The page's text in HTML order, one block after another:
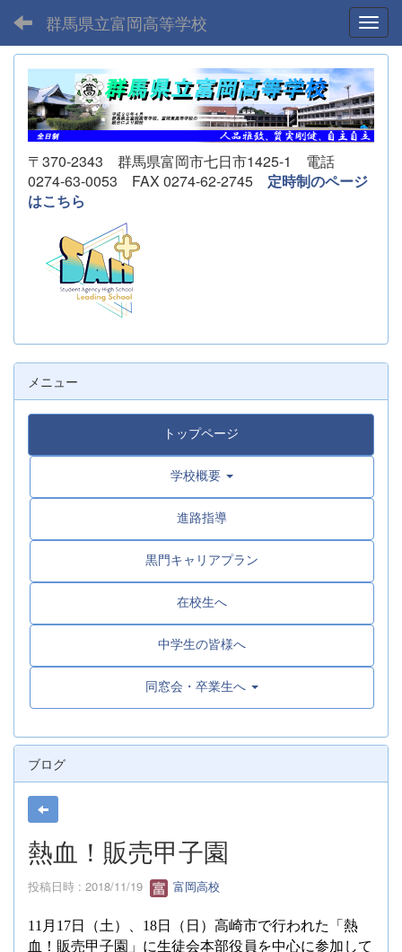
群馬県立富岡高等学校
〒370-2343 群馬県富岡市七日市1425-1 電話
0274-63-0053 FAX 0274-62-2745 定時制のページ
はこちら
メニュー
トップページ
学校概要
進路指導
黒門キャリアプラン
在校生へ
中学生の皆様へ
同窓会・卒業生へ
ブログ
熱血！販売甲子園
投稿日時 : 2018/11/19 富岡高校
11 月 17日（土）、 18日（日）高崎市で行われた「熱
血！販売甲子園」に生徒会本部役員を中心に参加して